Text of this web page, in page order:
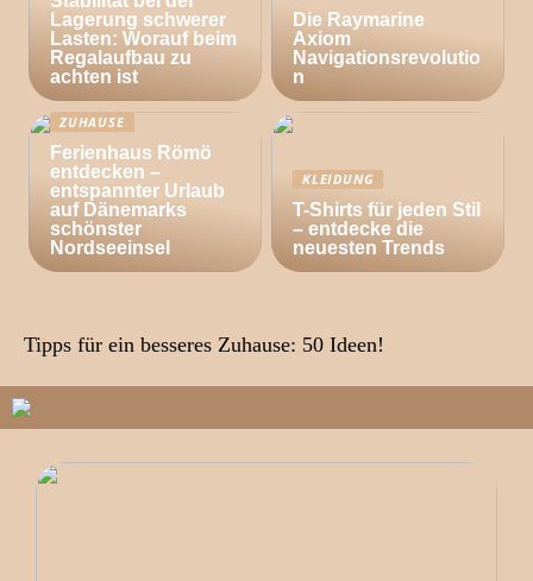
Lagerung schwerer
Lasten: Worauf beim
Regalaufbau zu
achten ist
Die Raymarine
Axiom
Navigationsrevolutio
n
ZUHAUSE
Ferienhaus Römö
entdecken –
entspannter Urlaub
auf Dänemarks
schönster
Nordseeinsel
KLEIDUNG
T-Shirts für jeden Stil
– entdecke die
neuesten Trends
Tipps für ein besseres Zuhause: 50 Ideen!